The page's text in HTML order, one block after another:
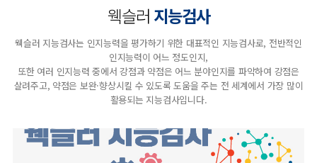
웩슬러 지능검사
웩슬러 지능검사는 인지능력을 평가하기 위한 대표적인 지능검사로, 전반적인
인지능력이 어느 정도인지,
또한 여러 인지능력 중에서 강점과 약점은 어느 분야인지를 파악하여 강점은
살려주고, 약점은 보완·향상시킬 수 있도록 도움을 주는 전 세계에서 가장 많이
활용되는 지능검사입니다.